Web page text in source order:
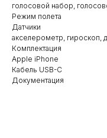
голосовой набор,
Режим полета
Датчики
акселерометр, гироскоп,
Комплектация
Apple iPhone
Кабель USB-C
Документация